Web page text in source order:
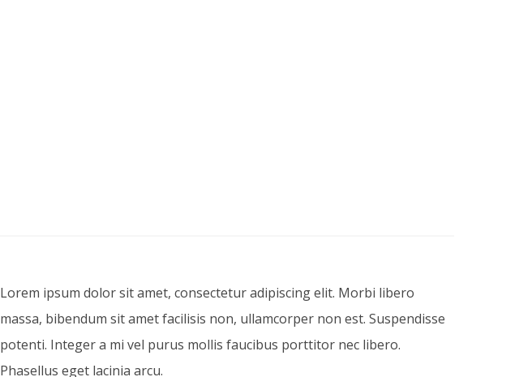
Lorem ipsum dolor sit amet, consectetur adipiscing elit. Morbi libero
massa, bibendum sit amet facilisis non, ullamcorper non est. Suspendisse
potenti. Integer a mi vel purus mollis faucibus porttitor nec libero.
Phasellus eget lacinia arcu.